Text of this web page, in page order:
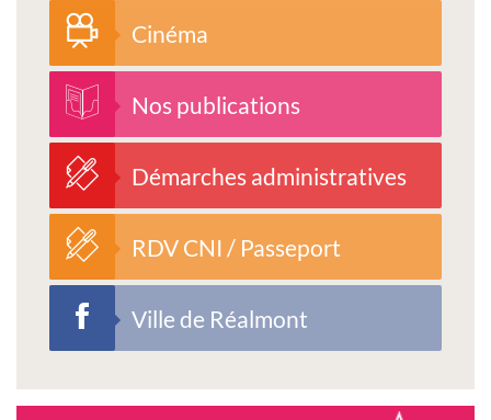
Cinéma
Nos publications
Démarches administratives
RDV CNI / Passeport
Ville de Réalmont